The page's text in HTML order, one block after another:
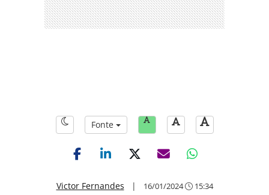
Fonte
Victor Fernandes | 16/01/2024 15:34